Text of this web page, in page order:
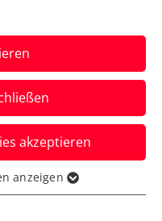
Tour
Telfs bei seiner
von seiner
akzeptieren
anzeigen